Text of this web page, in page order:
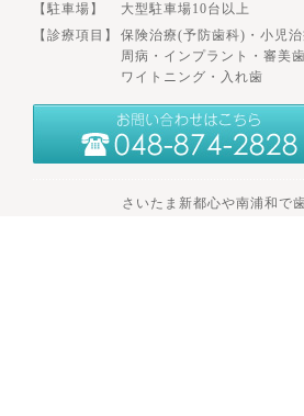
【駐車場】
大型駐車場10台以上
【診療項目】
保険治療(予防歯科)・小児
周病・インプラント・審美
ワイトニング・入れ歯
さいたま新都心や南浦和で